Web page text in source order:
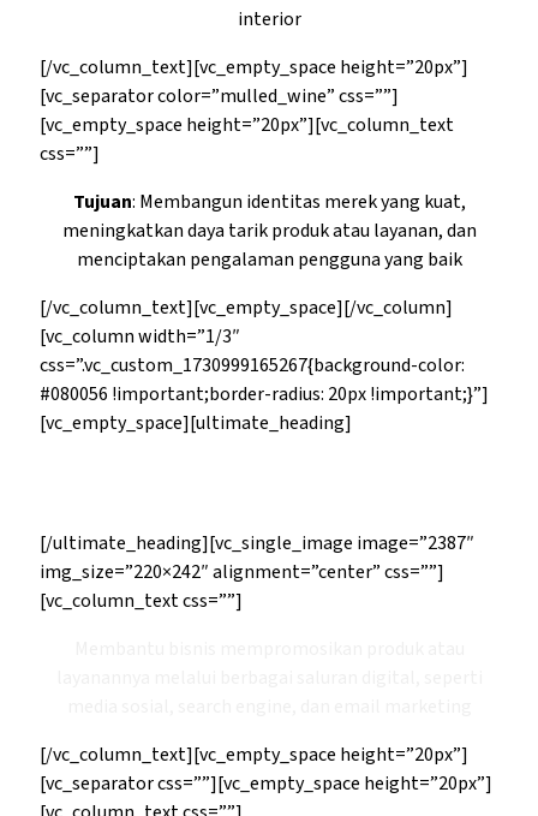
interior
[/vc_column_text][vc_empty_space height=”20px”]
[vc_separator color=”mulled_wine” css=””]
[vc_empty_space height=”20px”][vc_column_text
css=””]
Tujuan: Membangun identitas merek yang kuat,
meningkatkan daya tarik produk atau layanan, dan
menciptakan pengalaman pengguna yang baik
[/vc_column_text][vc_empty_space][/vc_column]
[vc_column width=”1/3″
css=”.vc_custom_1730999165267{background-color:
#080056 !important;border-radius: 20px !important;}”]
[vc_empty_space][ultimate_heading]
[/ultimate_heading][vc_single_image image=”2387″
img_size=”220×242″ alignment=”center” css=””]
[vc_column_text css=””]
[/vc_column_text][vc_empty_space height=”20px”]
[vc_separator css=””][vc_empty_space height=”20px”]